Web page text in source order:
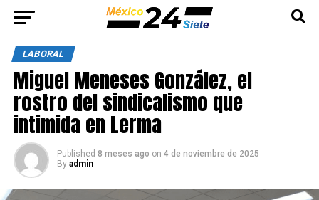
LABORAL
Miguel Meneses González, el
rostro del sindicalismo que
intimida en Lerma
Published 8 meses ago on 4 de noviembre de 2025
By admin